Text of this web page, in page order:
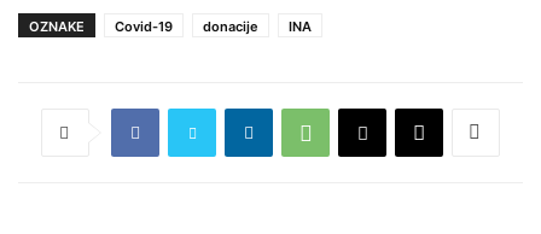
OZNAKE Covid-19 donacije INA